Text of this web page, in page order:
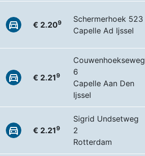
€ 2.209
Schermerhoek 523
Capelle Ad Ijssel
€ 2.219
Couwenhoekseweg
6
Capelle Aan Den
Ijssel
€ 2.219
Sigrid Undsetweg
2
Rotterdam